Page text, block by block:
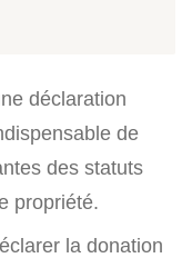
déclaration
de
des statuts
propriété.
la donation